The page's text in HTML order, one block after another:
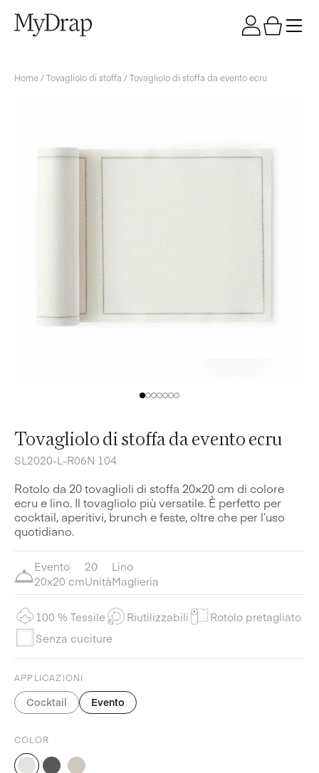
Home /Tovagliolo di stoffa / Tovagliolo di stoffa da evento ecru
Tovagliolo di stoffa da evento ecru
SL2020-L-R06N 104
Rotolo da 20 tovaglioli di stoffa 20×20 cm di colore
ecru e lino. Il tovagliolo più versatile. È perfetto per
cocktail, aperitivi, brunch e feste, oltre che per l’uso
quotidiano.
Evento
20x20 cm
20
Unità
Lino
Maglieria
100 % Tessile Riutilizzabili
Rotolo pretagliato
Senza cuciture
COLOR
APPLICAZIONI
Cocktail Evento